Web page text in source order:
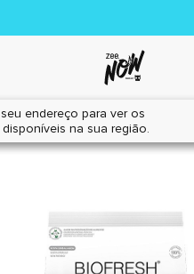
endereço para ver os
na sua região.